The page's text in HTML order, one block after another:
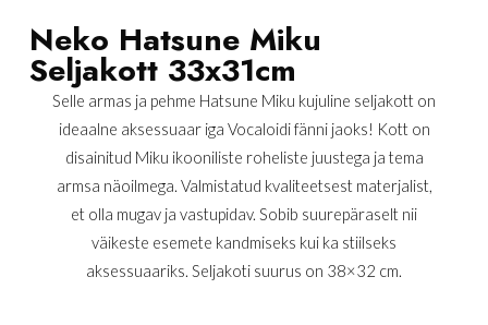
Neko Hatsune Miku
Seljakott 33x31cm
Selle armas ja pehme Hatsune Miku kujuline seljakott on
ideaalne aksessuaar iga Vocaloidi fänni jaoks! Kott on
disainitud Miku ikooniliste roheliste juustega ja tema
armsa näoilmega. Valmistatud kvaliteetsest materjalist,
et olla mugav ja vastupidav. Sobib suurepäraselt nii
väikeste esemete kandmiseks kui ka stiilseks
aksessuaariks. Seljakoti suurus on 38×32 cm.